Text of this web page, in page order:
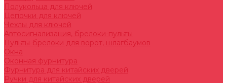
Полукольца для ключей
Цепочки для ключей
Чехлы для ключей
Автосигнализация, брелоки-пульты
Пульты-брелоки для ворот, шлагбаумов
Окна
Оконная фурнитура
Фурнитура для китайских дверей
Ручки для китайских дверей